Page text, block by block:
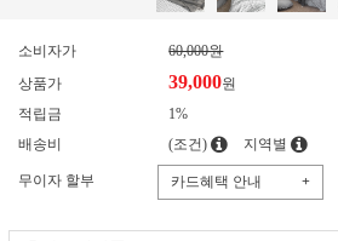
소비자가
60,000원
상품가
39,000원
적립금
1%
배송비
(조건) 지역별
무이자 할부 카드혜택 안내 +